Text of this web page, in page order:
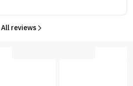
All reviews